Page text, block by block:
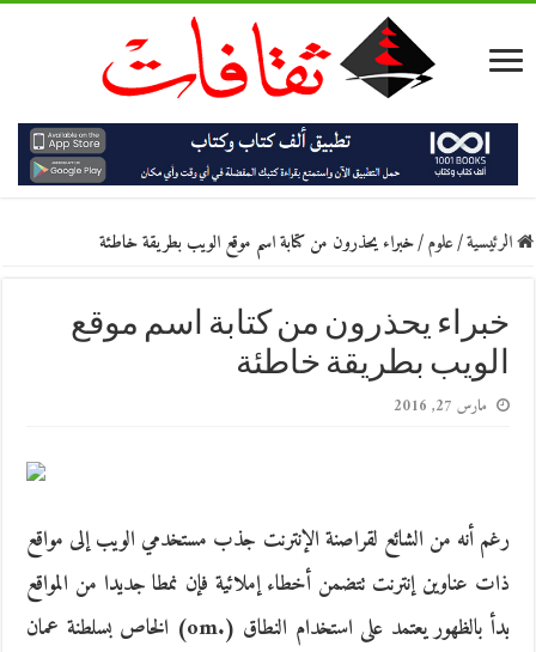
الرئيسية/علوم/خبراء يحذرون من كتابة اسم موقع الويب بطريقة خاطئة
خبراء يحذرون من كتابة اسم موقع
الويب بطريقة خاطئة
مارس 27, 2016
رغم أنه من الشائع لقراصنة الإنترنت جذب مستخدمي الويب إلى مواقع
ذات عناوين إنترنت تتضمن أخطاء إملائية فإن نمطا جديدا من المواقع
بدأ بالظهور يعتمد على استخدام النطاق (.om) الخاص بسلطنة عمان